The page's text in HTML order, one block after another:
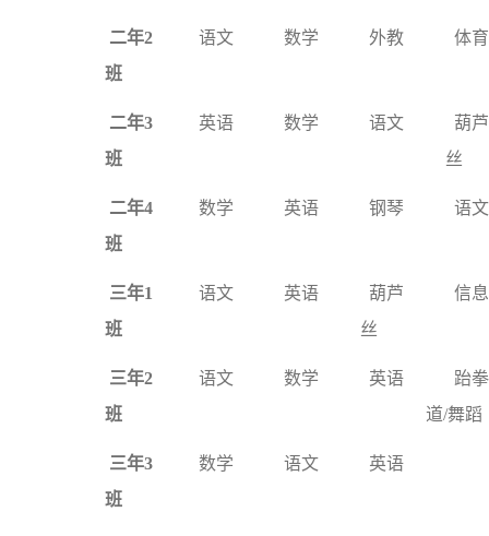
二年2
班
语文 数学 外教 体育
二年3
班
英语 数学 语文
葫芦
丝
二年4
班
数学 英语 钢琴 语文
三年1
班
语文 英语
葫芦
丝
信息
三年2
班
语文 数学 英语
跆拳
道/舞蹈
三年3
班
数学 语文 英语